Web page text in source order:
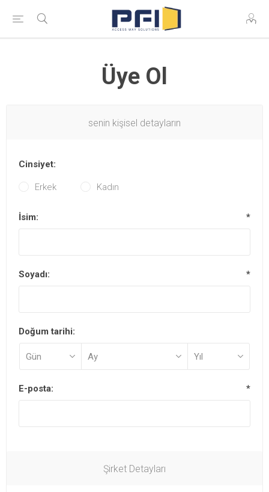
Üye Ol
senin kişisel detayların
Cinsiyet:
Erkek Kadın
İsim: *
Soyadı: *
Doğum tarihi:
E-posta: *
Şirket Detayları